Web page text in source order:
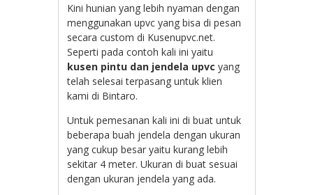
Kini hunian yang lebih nyaman dengan
menggunakan upvc yang bisa di pesan
secara custom di Kusenupvc.net.
Seperti pada contoh kali ini yaitu
kusen pintu dan jendela upvc yang
telah selesai terpasang untuk klien
kami di Bintaro.
Untuk pemesanan kali ini di buat untuk
beberapa buah jendela dengan ukuran
yang cukup besar yaitu kurang lebih
sekitar 4 meter. Ukuran di buat sesuai
dengan ukuran jendela yang ada.